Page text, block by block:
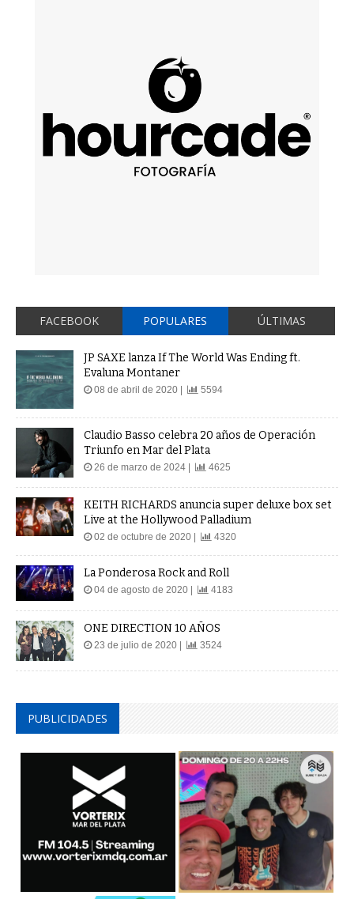
FACEBOOK POPULARES ÚLTIMAS
JP SAXE lanza If The World Was Ending ft.
Evaluna Montaner
08 de abril de 2020 | 5594
Claudio Basso celebra 20 años de Operación
Triunfo en Mar del Plata
26 de marzo de 2024 | 4625
KEITH RICHARDS anuncia super deluxe box set
Live at the Hollywood Palladium
02 de octubre de 2020 | 4320
La Ponderosa Rock and Roll
04 de agosto de 2020 | 4183
ONE DIRECTION 10 AÑOS
23 de julio de 2020 | 3524
PUBLICIDADES